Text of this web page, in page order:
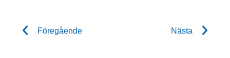
Föregående Nästa